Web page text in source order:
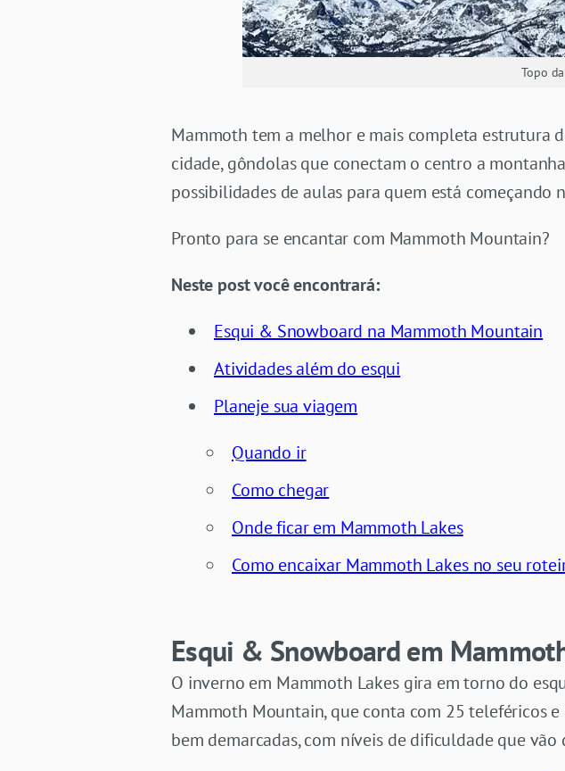
Topo
Mammoth tem a melhor e mais completa estrutura
cidade, gôndolas que conectam o centro a
possibilidades de aulas para quem está
Pronto para se encantar com Mammoth Mountain?
Neste post você encontrará:
Esqui & Snowboard na Mammoth Mountain
Atividades além do esqui
Planeje sua viagem
Quando ir
Como chegar
Onde ficar em Mammoth Lakes
Como encaixar Mammoth Lakes no seu
Esqui & Snowboard em
O inverno em Mammoth Lakes gira em torno do
Mammoth Mountain, que conta com 25 teleféricos
bem demarcadas, com níveis de dificuldade que